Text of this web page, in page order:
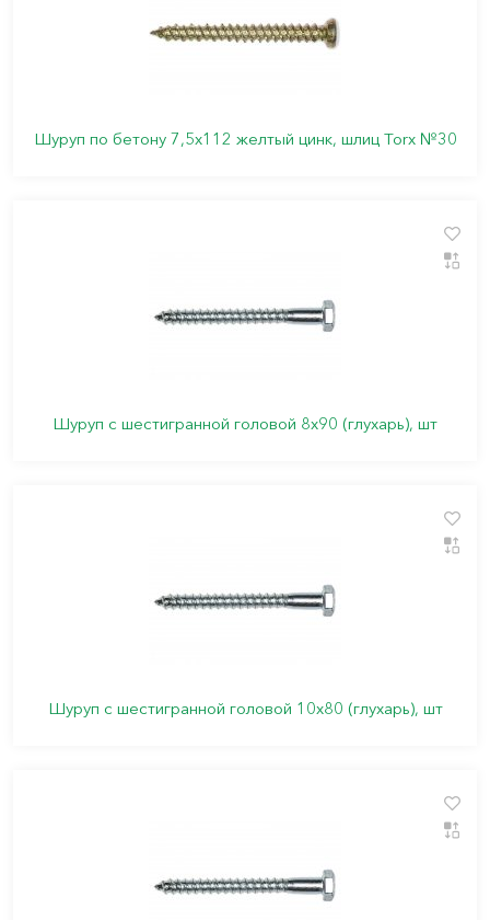
Шуруп по бетону 7,5х112 желтый цинк, шлиц Torx №30
Шуруп с шестигранной головой 8х90 (глухарь), шт
Шуруп с шестигранной головой 10х80 (глухарь), шт